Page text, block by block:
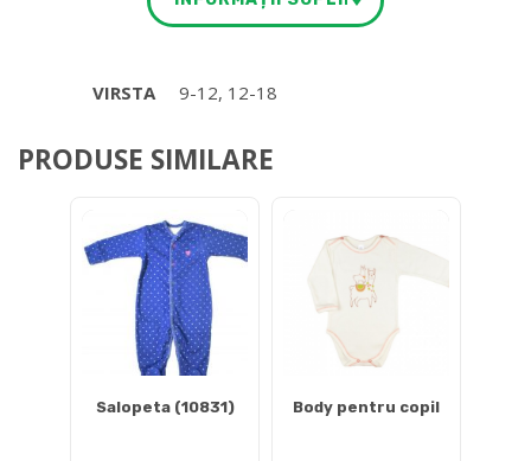
VIRSTA 9-12, 12-18
PRODUSE SIMILARE
Salopeta (10831) Body pentru copil